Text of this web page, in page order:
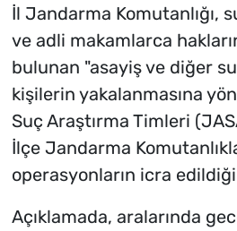
İl Jandarma Komutanlığı,
ve adli makamlarca
bulunan "asayiş ve diğer
kişilerin yakalanmasına
Suç Araştırma Timleri
İlçe Jandarma
operasyonların icra
Açıklamada, aralarında